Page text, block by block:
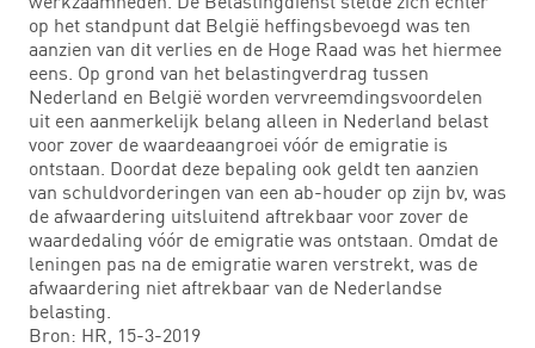
op het standpunt dat België heffingsbevoegd was ten
aanzien van dit verlies en de Hoge Raad was het hiermee
eens. Op grond van het belastingverdrag tussen
Nederland en België worden vervreemdingsvoordelen
uit een aanmerkelijk belang alleen in Nederland belast
voor zover de waardeaangroei vóór de emigratie is
ontstaan. Doordat deze bepaling ook geldt ten aanzien
van schuldvorderingen van een ab-houder op zijn bv, was
de afwaardering uitsluitend aftrekbaar voor zover de
waardedaling vóór de emigratie was ontstaan. Omdat de
leningen pas na de emigratie waren verstrekt, was de
afwaardering niet aftrekbaar van de Nederlandse
belasting.
Bron: HR, 15-3-2019